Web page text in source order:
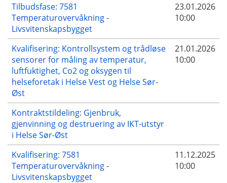
Tilbudsfase: 7581
Temperaturovervåkning -
Livsvitenskapsbygget
23.01.2026
10:00
Kvalifisering: Kontrollsystem og trådløse
sensorer for måling av temperatur,
luftfuktighet, Co2 og oksygen til
helseforetak i Helse Vest og Helse Sør-
Øst
21.01.2026
10:00
Kontraktstildeling: Gjenbruk,
gjenvinning og destruering av IKT-utstyr
i Helse Sør-Øst
Kvalifisering: 7581
Temperaturovervåkning -
Livsvitenskapsbygget
11.12.2025
10:00